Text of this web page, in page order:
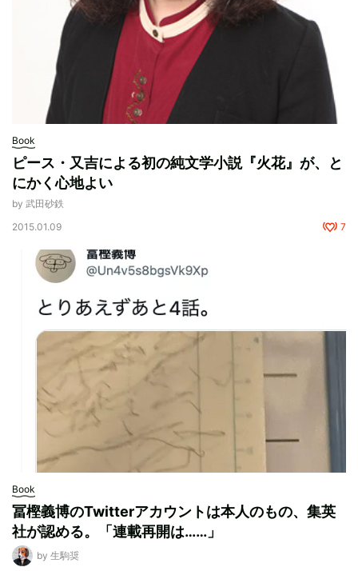
Book
ピース・又吉による初の純文学小説『火花』が、と
にかく心地よい
by 武田砂鉄
2015.01.09
7
Book
冨樫義博のTwitterアカウントは本人のもの、集英
社が認める。「連載再開は……」
by 生駒奨